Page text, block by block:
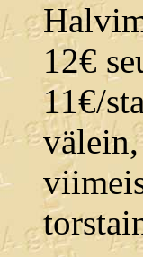
12€
11€/